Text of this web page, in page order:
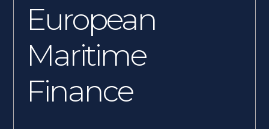
European
Maritime
Finance